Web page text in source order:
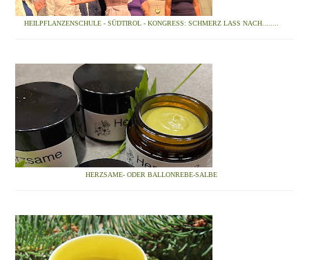
HEILPFLANZENSCHULE - SÜDTIROL - KONGRESS: SCHMERZ LASS NACH........
HERZSAME- ODER BALLONREBE-SALBE